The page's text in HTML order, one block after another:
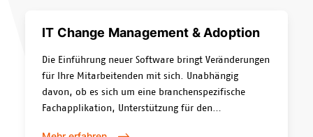
IT Change Management & Adoption
Die Einführung neuer Software bringt Veränderungen
für Ihre Mitarbeitenden mit sich. Unabhängig
davon, ob es sich um eine branchenspezifische
Fachapplikation, Unterstützung für den